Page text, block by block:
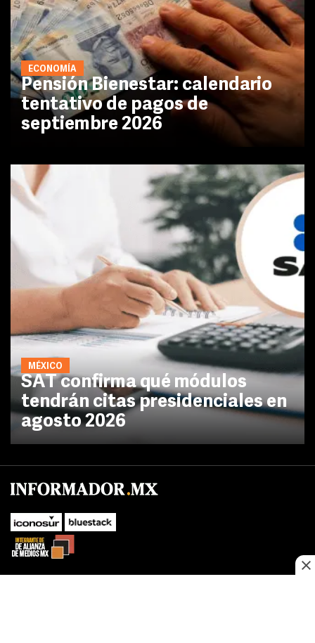
ECONOMÍA
Pensión Bienestar: calendario
tentativo de pagos de
septiembre 2026
MÉXICO
SAT confirma qué módulos
tendrán citas presidenciales en
agosto 2026